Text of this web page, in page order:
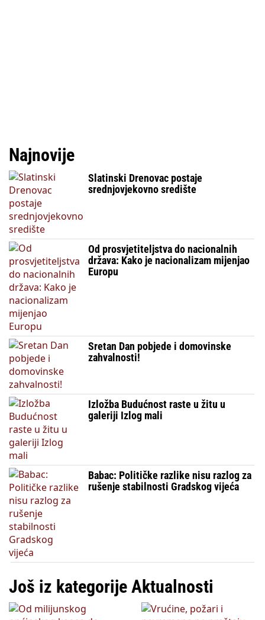
Najnovije
Slatinski Drenovac postaje
srednjovjekovno središte
Od prosvjetiteljstva do nacionalnih
država: Kako je nacionalizam mijenjao
Europu
Sretan Dan pobjede i domovinske
zahvalnosti!
Izložba Budućnost raste u žitu u
galeriji Izlog mali
Babac: Političke razlike nisu razlog za
rušenje stabilnosti Gradskog vijeća
Još iz kategorije Aktualnosti